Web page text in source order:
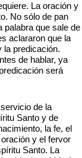
La oración y
No sólo de pan
palabra que sale de
aclararon que la
la predicación.
de hablar, ya
será
de la
Santo y de
la fe, el
y el fervor
Santo. La